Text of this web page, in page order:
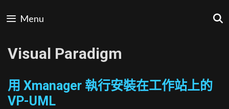
to
Menu
Visual Paradigm
用 Xmanager 執行安裝在工作站上的
VP-UML